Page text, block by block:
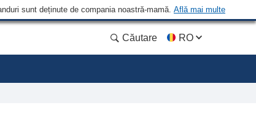
sunt deținute de compania noastră-mamă. Află mai multe
Căutare RO